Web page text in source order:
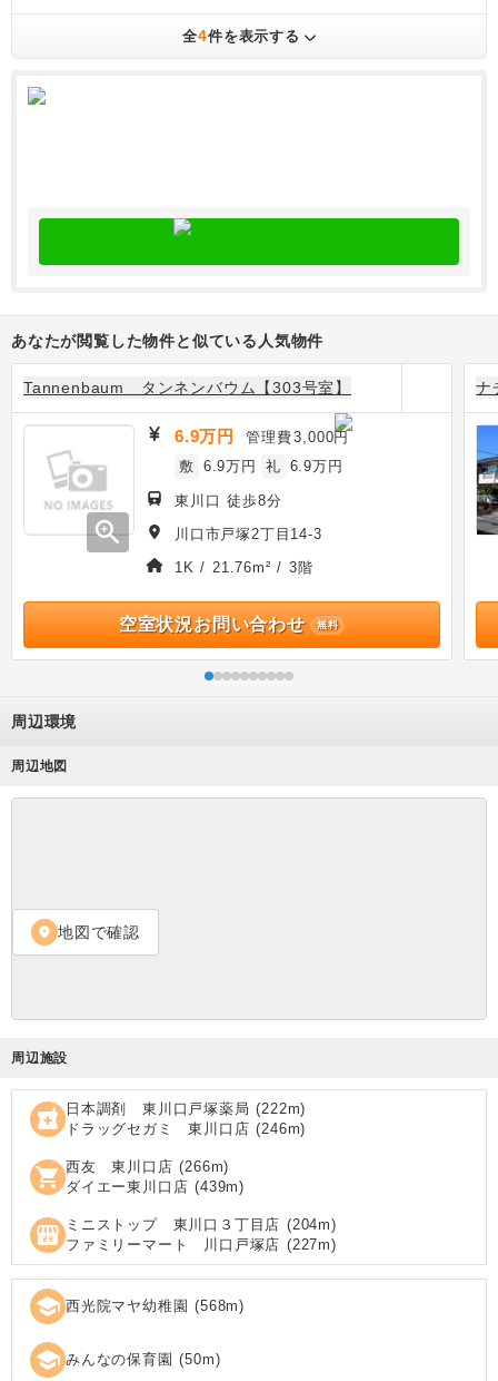
全4件を表示する
あなたが閲覧した物件と似ている人気物件
Tannenbaum タンネンバウム【303号室】
zoom_in
6.9万円 管理費3,000円
敷 6.9万円 礼 6.9万円
東川口 徒歩8分
川口市戸塚2丁目14-3
1K / 21.76m² / 3階
空室状況お問い合わせ 無料
ナ
周辺環境
周辺地図
location_on 地図で確認
周辺施設
local_pharmacy 日本調剤 東川口戸塚薬局 (222m)
ドラッグセガミ 東川口店 (246m)
shopping_cart 西友 東川口店 (266m)
ダイエー東川口店 (439m)
local_convenience_store ミニストップ 東川口３丁目店 (204m)
ファミリーマート 川口戸塚店 (227m)
school 西光院マヤ幼稚園 (568m)
school みんなの保育園 (50m)